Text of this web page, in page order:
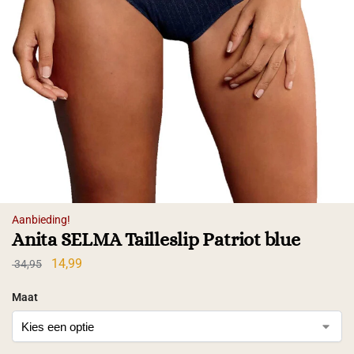
Aanbieding!
Anita SELMA Tailleslip Patriot blue
34,95 14,99
Maat